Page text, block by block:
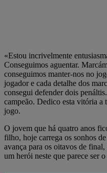
«Estou incrivelmente
Conseguimos aguentar.
conseguimos manter-nos no
jogador e cada detalhe dos
consegui defender dois
campeão. Dedico esta vitória a
jogo.
O jovem que há quatro anos
filho, hoje carrega os sonhos
avança para os oitavos de
um herói neste que parece ser